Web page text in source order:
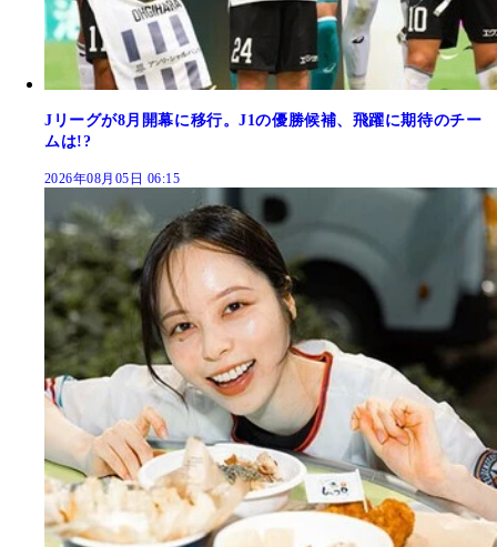
Jリーグが8月開幕に移行。J1の優勝候補、飛躍に期待のチー
ムは!?
2026年08月05日 06:15